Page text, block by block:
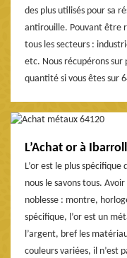
des plus utilisés pour sa
antirouille. Pouvant être
tous les secteurs :
etc. Nous récupérons sur
quantité si vous êtes sur
L’Achat or à
L’or est le plus
nous le savons tous.
noblesse : montre,
spécifique, l’or est un
l’argent, bref les
couleurs variées, il n’est